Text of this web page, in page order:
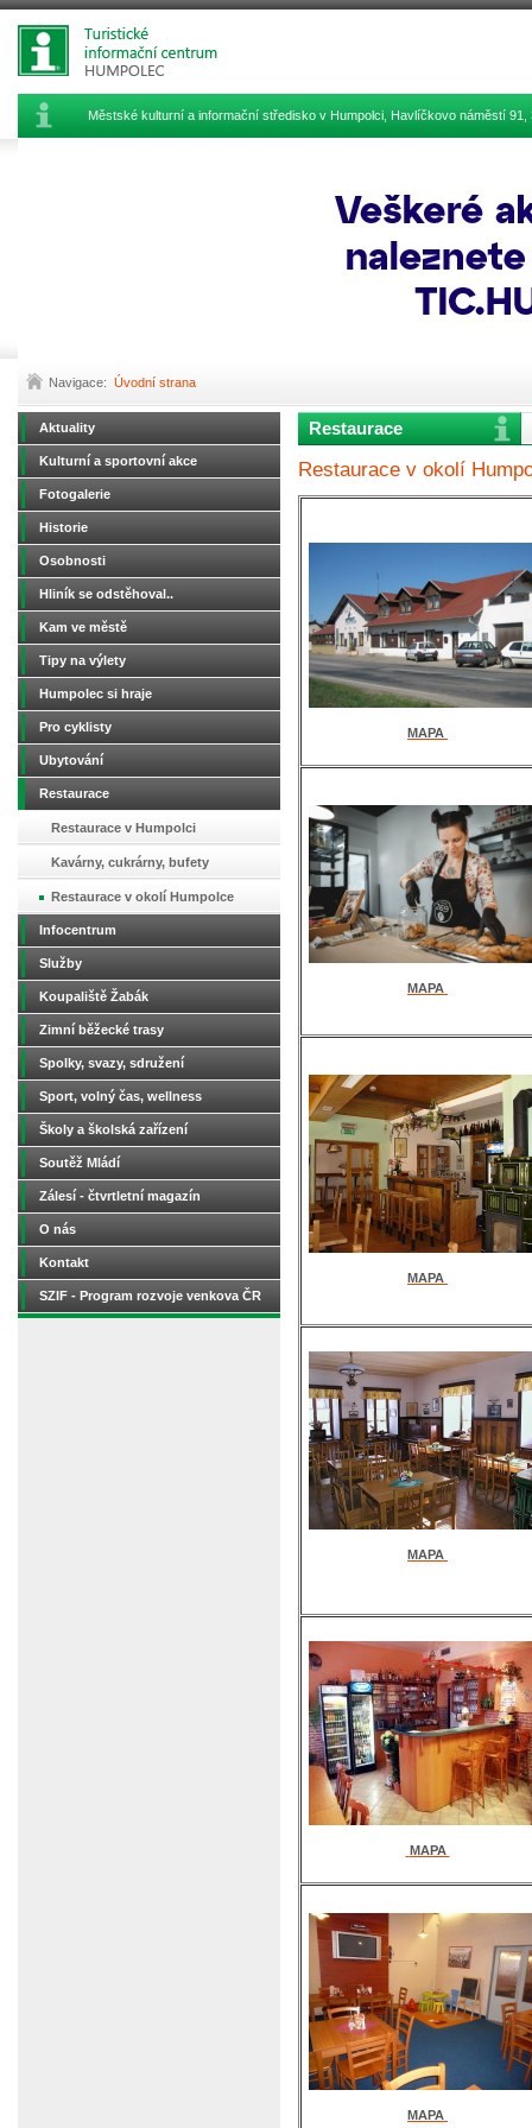
Městské kulturní a informační středisko v Humpolci, Havlíčkovo náměstí
Navigace: Úvodní strana
Aktuality
Kulturní a sportovní akce
Fotogalerie
Historie
Osobnosti
Hliník se odstěhoval..
Kam ve městě
Tipy na výlety
Humpolec si hraje
Pro cyklisty
Ubytování
Restaurace
Restaurace v Humpolci
Kavárny, cukrárny, bufety
Restaurace v okolí Humpolce
Infocentrum
Služby
Koupaliště Žabák
Zimní běžecké trasy
Spolky, svazy, sdružení
Sport, volný čas, wellness
Školy a školská zařízení
Soutěž Mládí
Zálesí - čtvrtletní magazín
O nás
Kontakt
SZIF - Program rozvoje venkova ČR
Restaurace
Restaurace v okolí
MAPA
MAPA
MAPA
MAPA
MAPA
MAPA